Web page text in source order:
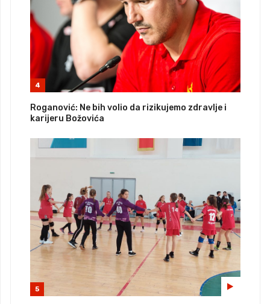
4
Roganović: Ne bih volio da rizikujemo zdravlje i
karijeru Božovića
5